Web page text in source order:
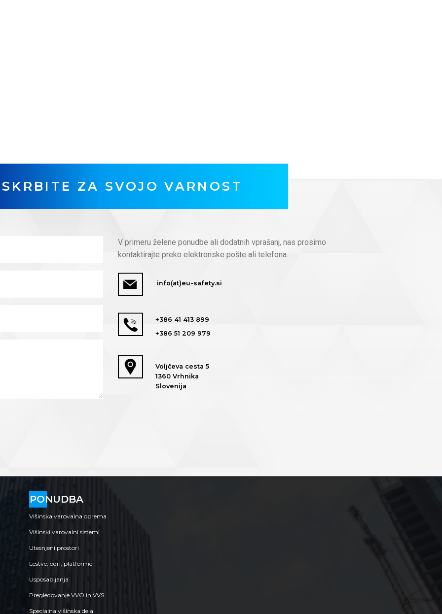
ZA SVOJO VARNOST
V primeru želene ponudbe ali dodatnih vprašanj, nas prosimo
kontaktirajte preko elektronske pošte ali telefona.
info(at)eu-safety.si
+386 41 413 899
+386 51 209 979
Voljčeva cesta 5
1360 Vrhnika
Slovenija
PONUDBA
Višinska varovalna oprema
Višinski varovalni sistemi
Utesnjeni prostori
Lestve, odri, platforme
Usposabljanja
Pregledovanje VVO in VVS
Specialna višinska dela